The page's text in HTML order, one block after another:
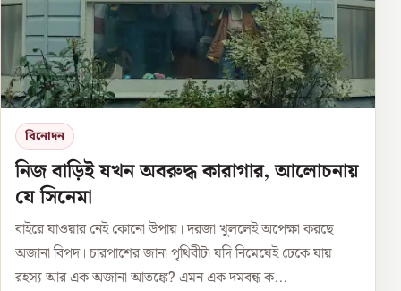
বিনোদন
নিজ বাড়িই যখন অবরুদ্ধ কারাগার, আলোচনায়
যে সিনেমা
বাইরে যাওয়ার নেই কোনো উপায়। দরজা খুললেই অপেক্ষা করছে
অজানা বিপদ। চারপাশের জানা পৃথিবীটা যদি নিমেষেই ঢেকে যায়
রহস্য আর এক অজানা আতঙ্কে? এমন এক দমবন্ধ ক...